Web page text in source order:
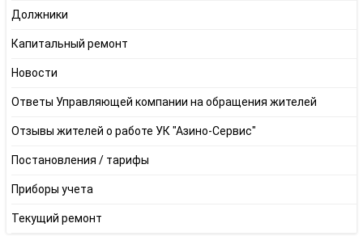
Должники
Капитальный ремонт
Новости
Ответы Управляющей компании на обращения жителей
Отзывы жителей о работе УК "Азино-Сервис"
Постановления / тарифы
Приборы учета
Текущий ремонт